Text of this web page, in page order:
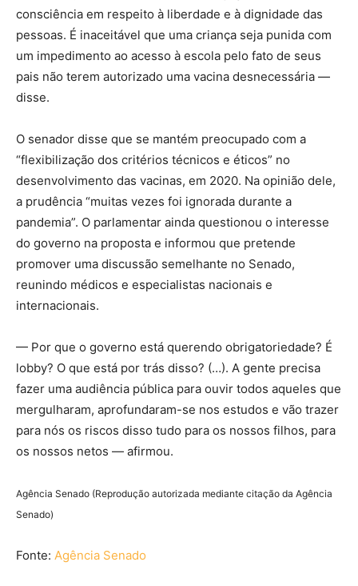
consciência em respeito à liberdade e à dignidade das
pessoas. É inaceitável que uma criança seja punida com
um impedimento ao acesso à escola pelo fato de seus
pais não terem autorizado uma vacina desnecessária —
disse.
O senador disse que se mantém preocupado com a
“flexibilização dos critérios técnicos e éticos” no
desenvolvimento das vacinas, em 2020. Na opinião dele,
a prudência “muitas vezes foi ignorada durante a
pandemia”. O parlamentar ainda questionou o interesse
do governo na proposta e informou que pretende
promover uma discussão semelhante no Senado,
reunindo médicos e especialistas nacionais e
internacionais.
— Por que o governo está querendo obrigatoriedade? É
lobby? O que está por trás disso? (…). A gente precisa
fazer uma audiência pública para ouvir todos aqueles que
mergulharam, aprofundaram-se nos estudos e vão trazer
para nós os riscos disso tudo para os nossos filhos, para
os nossos netos — afirmou.
Agência Senado (Reprodução autorizada mediante citação da Agência
Senado)
Fonte: Agência Senado